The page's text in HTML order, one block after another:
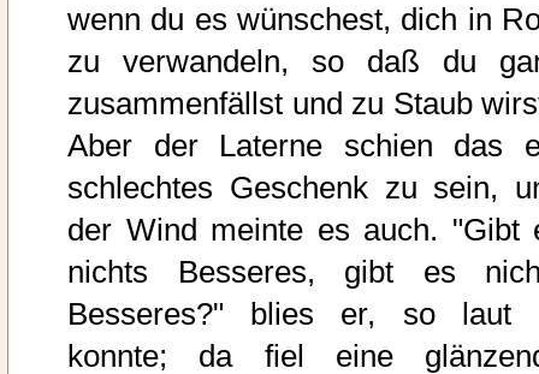
wenn du es wünschest, dich in
zu verwandeln, so daß du
zusammenfällst und zu Staub
Aber der Laterne schien das
schlechtes Geschenk zu sein,
der Wind meinte es auch. "Gibt
nichts Besseres, gibt es
Besseres?" blies er, so laut
konnte; da fiel eine